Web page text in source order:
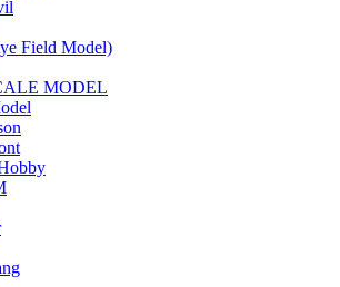
Field Model)
MODEL